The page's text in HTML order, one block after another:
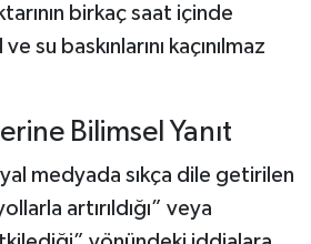
birkaç saat içinde
su baskınlarını kaçınılmaz
Bilimsel Yanıt
medyada sıkça dile getirilen
artırıldığı” veya